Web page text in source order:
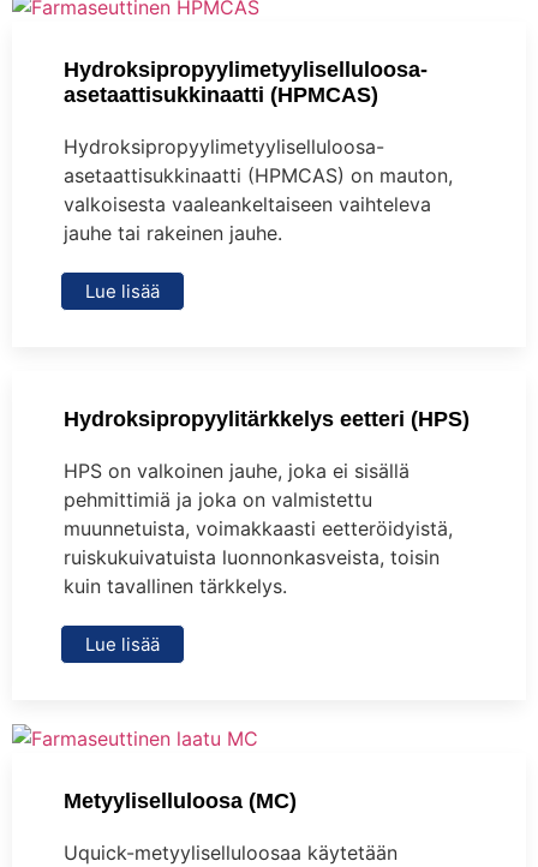
Hydroksipropyylimetyyliselluloosa-
asetaattisukkinaatti (HPMCAS)
Hydroksipropyylimetyyliselluloosa-
asetaattisukkinaatti (HPMCAS) on mauton,
valkoisesta vaaleankeltaiseen vaihteleva
jauhe tai rakeinen jauhe.
Lue lisää
Hydroksipropyylitärkkelys eetteri (HPS)
HPS on valkoinen jauhe, joka ei sisällä
pehmittimiä ja joka on valmistettu
muunnetuista, voimakkaasti eetteröidyistä,
ruiskukuivatuista luonnonkasveista, toisin
kuin tavallinen tärkkelys.
Lue lisää
Metyyliselluloosa (MC)
Uquick-metyyliselluloosaa käytetään